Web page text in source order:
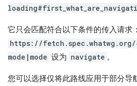
它只会匹配符合以下条件的传入请求：
https://fetch.spec.whatwg.org/
mode|mode 设为 navigate 。
您可以选择仅将此路线应用于部分导